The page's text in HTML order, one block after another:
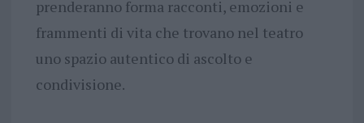
prenderanno forma racconti, emozioni e
frammenti di vita che trovano nel teatro
uno spazio autentico di ascolto e
condivisione.